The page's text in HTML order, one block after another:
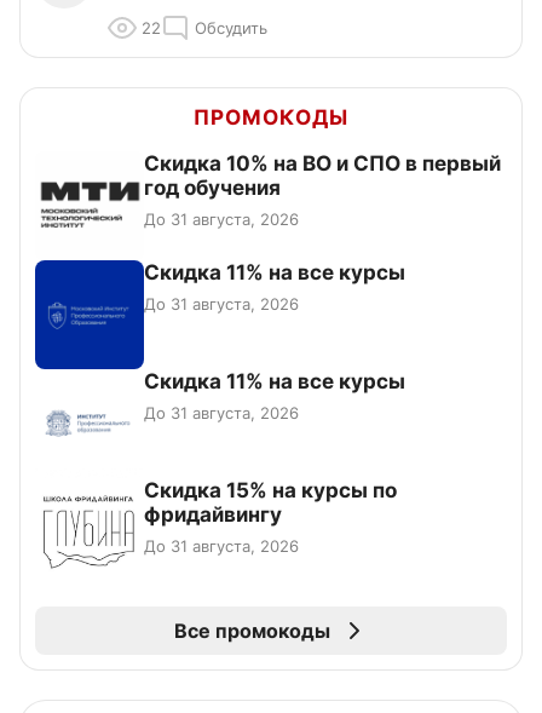
22 Обсудить
ПРОМОКОДЫ
Скидка 10% на ВО и СПО в первый
год обучения
До 31 августа, 2026
Скидка 11% на все курсы
До 31 августа, 2026
Скидка 11% на все курсы
До 31 августа, 2026
Скидка 15% на курсы по
фридайвингу
До 31 августа, 2026
Все промокоды